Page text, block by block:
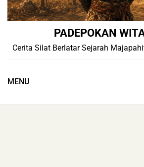
PADEPOKAN
Cerita Silat Berlatar Sejarah
MENU